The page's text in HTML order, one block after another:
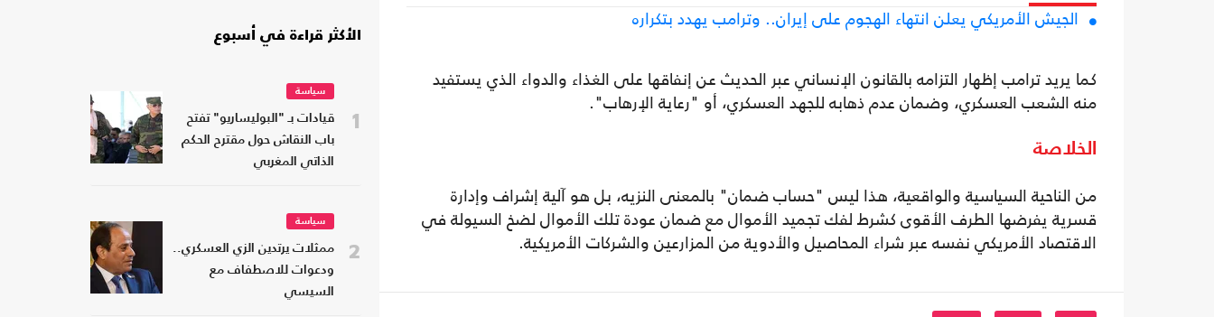
الجيش الأمريكي يعلن انتهاء الهجوم على إيران.. وترامب يهدد بتكراره
كما يريد ترامب إظهار التزامه بالقانون الإنساني عبر الحديث عن إنفاقها على الغذاء والدواء الذي يستفيد
منه الشعب العسكري، وضمان عدم ذهابه للجهد العسكري، أو "رعاية الإرهاب".
الخلاصة
من الناحية السياسية والواقعية، هذا ليس "حساب ضمان" بالمعنى النزيه، بل هو آلية إشراف وإدارة
قسرية يفرضها الطرف الأقوى كشرط لفك تجميد الأموال مع ضمان عودة تلك الأموال لضخ السيولة في
الاقتصاد الأمريكي نفسه عبر شراء المحاصيل والأدوية من المزارعين والشركات الأمريكية.
الأكثر قراءة في أسبوع
1
سياسة
قيادات بـ "البوليساريو" تفتح
باب النقاش حول مقترح الحكم
الذاتي المغربي
2
سياسة
ممثلات يرتدين الزي العسكري..
ودعوات للاصطفاف مع
السيسي